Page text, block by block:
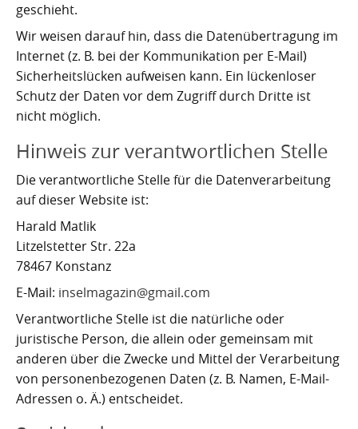
geschieht.
Wir weisen darauf hin, dass die Datenübertragung im
Internet (z. B. bei der Kommunikation per E-Mail)
Sicherheitslücken aufweisen kann. Ein lückenloser
Schutz der Daten vor dem Zugriff durch Dritte ist
nicht möglich.
Hinweis zur verantwortlichen Stelle
Die verantwortliche Stelle für die Datenverarbeitung
auf dieser Website ist:
Harald Matlik
Litzelstetter Str. 22a
78467 Konstanz
E-Mail: inselmagazin@gmail.com
Verantwortliche Stelle ist die natürliche oder
juristische Person, die allein oder gemeinsam mit
anderen über die Zwecke und Mittel der Verarbeitung
von personenbezogenen Daten (z. B. Namen, E-Mail-
Adressen o. Ä.) entscheidet.